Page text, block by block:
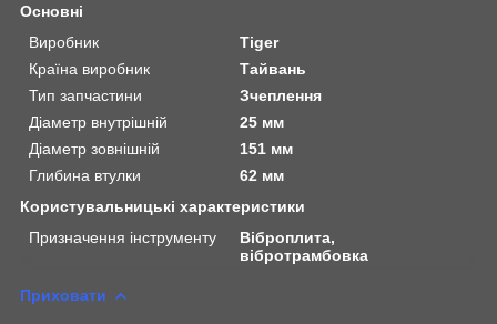
Основні
Виробник
Tiger
Країна виробник
Тайвань
Тип запчастини
Зчеплення
Діаметр внутрішній
25 мм
Діаметр зовнішній
151 мм
Глибина втулки
62 мм
Користувальницькі характеристики
Призначення інструменту
Віброплита,
вібротрамбовка
Приховати